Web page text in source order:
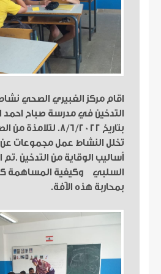
اقام مركز الغبيري الصحي
التدخين في مدرسة صباح احمد
بتاريخ ٨/٦/٢٠٢٢.
تخلل النشاط عمل مجموعات
أساليب الوقاية من التدخين .تم
السلبي وكيفية المساهمة
بمحاربة هذه الآفة.